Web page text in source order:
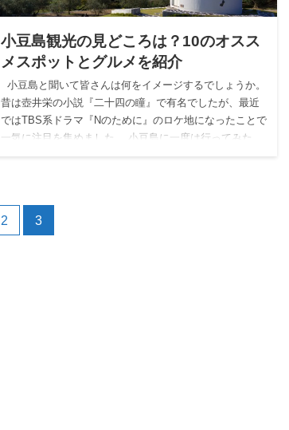
小豆島観光の見どころは？10のオスス
メスポットとグルメを紹介
小豆島と聞いて皆さんは何をイメージするでしょうか。
昔は壺井栄の小説『二十四の瞳』で有名でしたが、最近
ではTBS系ドラマ『Nのために』のロケ地になったことで
一気に注目を集めました。 小豆島に一度は行ってみた
2 3